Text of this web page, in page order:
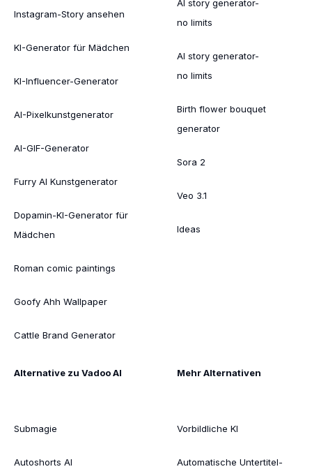
Instagram-Story ansehen
KI-Generator für Mädchen
KI-Influencer-Generator
AI-Pixelkunstgenerator
AI-GIF-Generator
Furry AI Kunstgenerator
Dopamin-KI-Generator für
Mädchen
Roman comic paintings
Goofy Ahh Wallpaper
Cattle Brand Generator
AI story generator-
no limits
AI story generator-
no limits
Birth flower bouquet
generator
Sora 2
Veo 3.1
Ideas
Alternative zu Vadoo AI
Submagie
Autoshorts AI
Mehr Alternativen
Vorbildliche KI
Automatische Untertitel-